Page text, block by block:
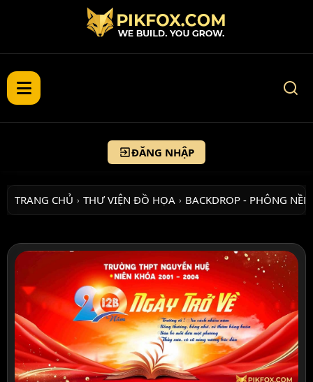
ĐĂNG NHẬP
TRANG CHỦ › THƯ VIỆN ĐỒ HỌA › BACKDROP - PHÔNG NỀN